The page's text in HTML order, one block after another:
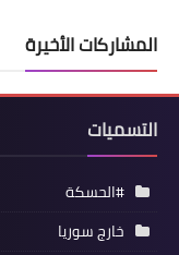
المشاركات الأخيرة
التسميات
#الحسكة
خارج سوريا